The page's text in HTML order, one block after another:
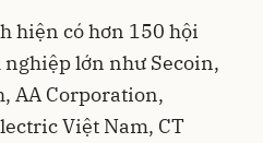
hiện có hơn 150 hội
lớn như Secoin,
AA Corporation,
Việt Nam, CT